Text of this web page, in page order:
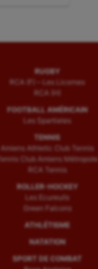
RUGBY
RCA (F) – Les Licornes
RCA (H)
FOOTBALL AMÉRICAIN
Les Spartiates
TENNIS
Amiens Athletic Club Tennis
Tennis Club Amiens Métropole
RCA Tennis
ROLLER-HOCKEY
Les Ecureuils
Green Falcons
ATHLÉTISME
NATATION
SPORT DE COMBAT